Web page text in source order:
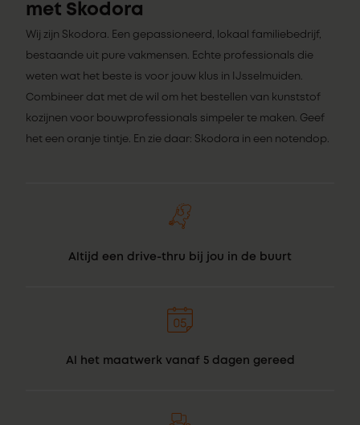
met Skodora
Wij zijn Skodora. Een gepassioneerd, lokaal familiebedrijf,
bestaande uit pure vakmensen. Echte professionals die
weten wat het beste is voor jouw klus in IJsselmuiden.
Combineer dat met de wil om het bestellen van kunststof
kozijnen voor bouwprofessionals simpeler te maken. Geef
het een oranje tintje. En zie daar: Skodora in een notendop.
Altijd een drive-thru bij jou in de buurt
Al het maatwerk vanaf 5 dagen gereed